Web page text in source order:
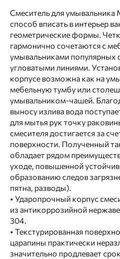
Смеситель для
способ вписать в интерьер
геометрические формы.
гармонично сочетаются с
умывальниками популярных
угловатыми линиями.
корпусе возможна как на
мебельную тумбу или
умывальником-чашей.
выносу излива вода
для мытья рук точку
смесителя достигается за
поверхности. Полученный
обладает рядом
уходе, повышенной
образованию следов
пятна, разводы).
• Ударопрочный корпус
из антикоррозийной
304.
• Текстурированная
царапины практически
значительно продлевает